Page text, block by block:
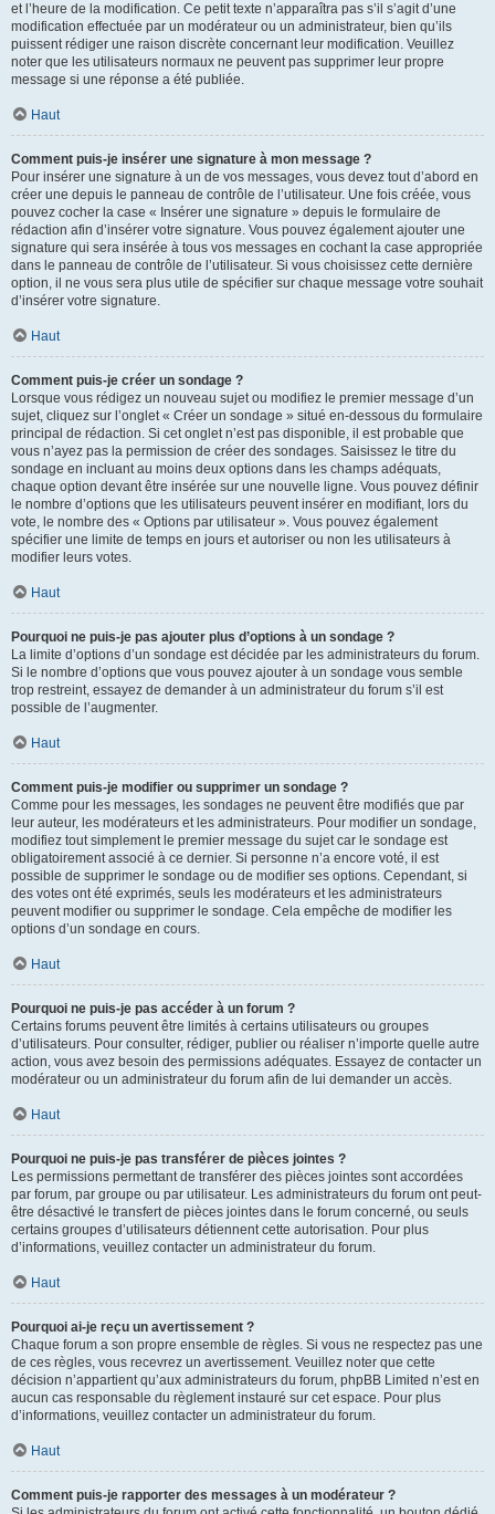
et l’heure de la modification. Ce petit texte n’apparaîtra pas s’il s’agit d’une
modification effectuée par un modérateur ou un administrateur, bien qu’ils
puissent rédiger une raison discrète concernant leur modification. Veuillez
noter que les utilisateurs normaux ne peuvent pas supprimer leur propre
message si une réponse a été publiée.
Haut
Comment puis-je insérer une signature à mon message ?
Pour insérer une signature à un de vos messages, vous devez tout d’abord en
créer une depuis le panneau de contrôle de l’utilisateur. Une fois créée, vous
pouvez cocher la case « Insérer une signature » depuis le formulaire de
rédaction afin d’insérer votre signature. Vous pouvez également ajouter une
signature qui sera insérée à tous vos messages en cochant la case appropriée
dans le panneau de contrôle de l’utilisateur. Si vous choisissez cette dernière
option, il ne vous sera plus utile de spécifier sur chaque message votre souhait
d’insérer votre signature.
Haut
Comment puis-je créer un sondage ?
Lorsque vous rédigez un nouveau sujet ou modifiez le premier message d’un
sujet, cliquez sur l’onglet « Créer un sondage » situé en-dessous du formulaire
principal de rédaction. Si cet onglet n’est pas disponible, il est probable que
vous n’ayez pas la permission de créer des sondages. Saisissez le titre du
sondage en incluant au moins deux options dans les champs adéquats,
chaque option devant être insérée sur une nouvelle ligne. Vous pouvez définir
le nombre d’options que les utilisateurs peuvent insérer en modifiant, lors du
vote, le nombre des « Options par utilisateur ». Vous pouvez également
spécifier une limite de temps en jours et autoriser ou non les utilisateurs à
modifier leurs votes.
Haut
Pourquoi ne puis-je pas ajouter plus d’options à un sondage ?
La limite d’options d’un sondage est décidée par les administrateurs du forum.
Si le nombre d’options que vous pouvez ajouter à un sondage vous semble
trop restreint, essayez de demander à un administrateur du forum s’il est
possible de l’augmenter.
Haut
Comment puis-je modifier ou supprimer un sondage ?
Comme pour les messages, les sondages ne peuvent être modifiés que par
leur auteur, les modérateurs et les administrateurs. Pour modifier un sondage,
modifiez tout simplement le premier message du sujet car le sondage est
obligatoirement associé à ce dernier. Si personne n’a encore voté, il est
possible de supprimer le sondage ou de modifier ses options. Cependant, si
des votes ont été exprimés, seuls les modérateurs et les administrateurs
peuvent modifier ou supprimer le sondage. Cela empêche de modifier les
options d’un sondage en cours.
Haut
Pourquoi ne puis-je pas accéder à un forum ?
Certains forums peuvent être limités à certains utilisateurs ou groupes
d’utilisateurs. Pour consulter, rédiger, publier ou réaliser n’importe quelle autre
action, vous avez besoin des permissions adéquates. Essayez de contacter un
modérateur ou un administrateur du forum afin de lui demander un accès.
Haut
Pourquoi ne puis-je pas transférer de pièces jointes ?
Les permissions permettant de transférer des pièces jointes sont accordées
par forum, par groupe ou par utilisateur. Les administrateurs du forum ont peut-
être désactivé le transfert de pièces jointes dans le forum concerné, ou seuls
certains groupes d’utilisateurs détiennent cette autorisation. Pour plus
d’informations, veuillez contacter un administrateur du forum.
Haut
Pourquoi ai-je reçu un avertissement ?
Chaque forum a son propre ensemble de règles. Si vous ne respectez pas une
de ces règles, vous recevrez un avertissement. Veuillez noter que cette
décision n’appartient qu’aux administrateurs du forum, phpBB Limited n’est en
aucun cas responsable du règlement instauré sur cet espace. Pour plus
d’informations, veuillez contacter un administrateur du forum.
Haut
Comment puis-je rapporter des messages à un modérateur ?